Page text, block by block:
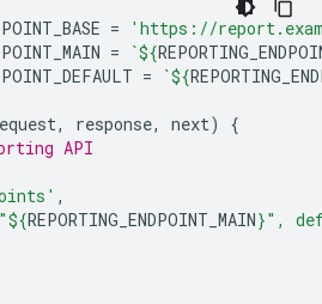
=
'https://
= `${
= `${
, response, next)
{
API
,
${REPORTING_ENDPOINT_MAIN}",